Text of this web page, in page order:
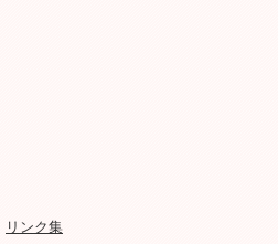
リンク集